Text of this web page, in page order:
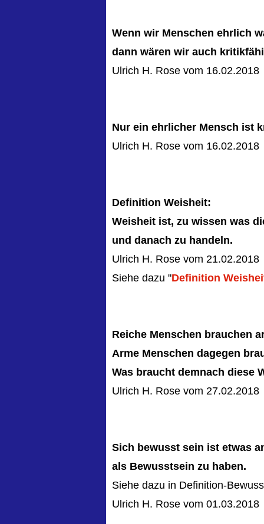
Wenn wir Menschen ehrlich
dann wären wir auch
Ulrich H. Rose vom 16.02.2018
Nur ein ehrlicher Mensch ist
Ulrich H. Rose vom 16.02.2018
Definition Weisheit:
Weisheit ist, zu wissen was
und danach zu handeln.
Ulrich H. Rose vom 21.02.2018
Siehe dazu "Definition
Reiche Menschen brauchen
Arme Menschen dagegen
Was braucht demnach diese
Ulrich H. Rose vom 27.02.2018
Sich bewusst sein ist etwas
als Bewusstsein zu haben.
Siehe dazu in Definition-
Ulrich H. Rose vom 01.03.2018